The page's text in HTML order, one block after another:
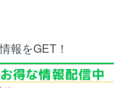
報をGET！